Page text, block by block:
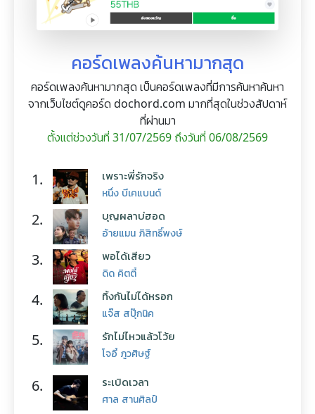
คอร์ดเพลงค้นหามากสุด
คอร์ดเพลงค้นหามากสุด เป็นคอร์ดเพลงที่มีการค้นหาค้นหา
จากเว็บไซต์ดูคอร์ด dochord.com มากที่สุดในช่วงสัปดาห์
ที่ผ่านมา
ตั้งแต่ช่วงวันที่ 31/07/2569 ถึงวันที่ 06/08/2569
1. เพราะพี่รักจริง
หนึ่ง บีเคแบนด์
2. บุญผลาบ่ฮอด
อ้ายแมน ภิสิทธิ์พงษ์
3. พอได้เสียว
ดิด คิตตี้
4. ทิ้งกันไม่ได้หรอก
แจ๊ส สปุ๊กนิค
5. รักไม่ไหวแล้วโว้ย
โจอี้ ภูวศิษฐ์
6. ระเบิดเวลา
ศาล สานศิลป์